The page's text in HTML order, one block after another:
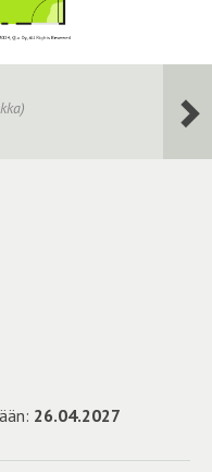
26.04.2027